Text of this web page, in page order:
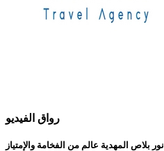
رواق الفيديو
نور بلاص المهدية عالم من الفخامة والإمتياز